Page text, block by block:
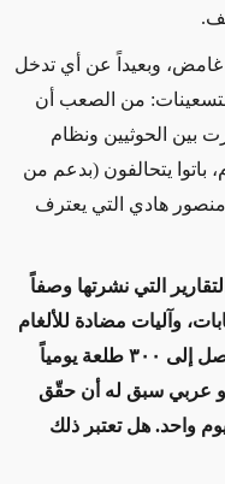
غامض، وبعيداً عن أي تدخل
من الصعب أن
مريرة دارت بين الحوثيين ونظام
باتوا يتحالفون (بدعم من
هادي التي يعترف
التي نشرتها وصفاً
وآليات مضادة للألغام
والكمائن، وهليكوبترات هجومية، وعدد يصل إلى ٣٠٠ طلعة يومياً
جو عربي سبق له أن حقّق
واحد. هل تعتبر ذلك